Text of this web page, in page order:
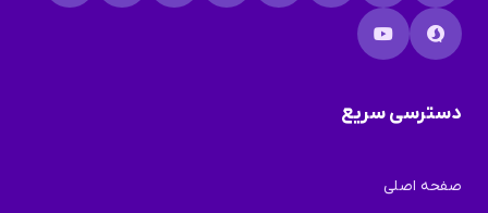
دسترسی سریع
صفحه اصلی